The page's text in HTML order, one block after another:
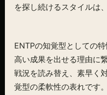
を探し続けるスタイルは
ENTPの知覚型としての
高い成果を出せる理由に
戦況を読み替え、素早く
覚型の柔軟性の表れです。